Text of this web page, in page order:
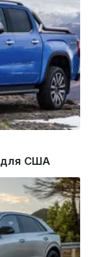
для США